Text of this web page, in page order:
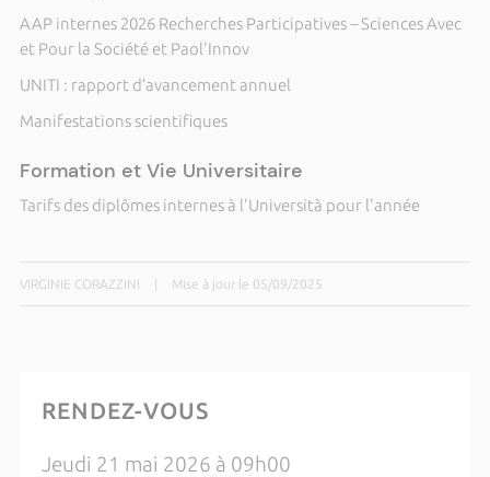
AAP internes 2026 Recherches Participatives – Sciences Avec
et Pour la Société et Paol'Innov
UNITI : rapport d’avancement annuel
Manifestations scientifiques
Formation et Vie Universitaire
Tarifs des diplômes internes à l'Università pour l'année
VIRGINIE CORAZZINI Mise à jour le 05/09/2025
RENDEZ-VOUS
Jeudi 21 mai 2026 à 09h00